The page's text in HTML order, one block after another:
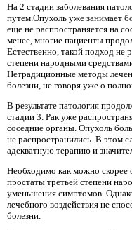
На 2 стадии заболевания
путем.Опухоль уже занимает
еще не распространяется на
менее, многие пациенты
Естественно, такой подход не
степени народными
Нетрадиционные методы
болезни, не говоря уже о
В результате патология
стадии 3. Рак уже
соседние органы. Опухоль
не распространились. В этом
адекватную терапию и
Необходимо как можно скорее
простаты третьей степени
уменьшения симптомов.
лечебного воздействия не
болезни.